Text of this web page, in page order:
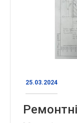
25.03.2024